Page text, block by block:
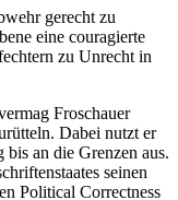
gerecht zu
eine couragierte
zu Unrecht in
Froschauer
Dabei nutzt er
an die Grenzen aus.
seinen
Political Correctness